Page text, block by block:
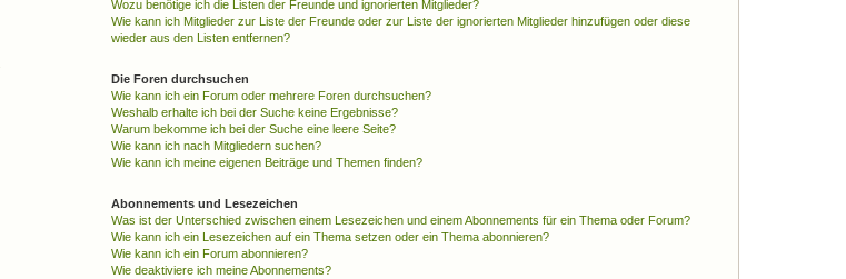
Wozu benötige ich die Listen der Freunde und ignorierten Mitglieder?
Wie kann ich Mitglieder zur Liste der Freunde oder zur Liste der ignorierten Mitglieder hinzufügen oder diese
wieder aus den Listen entfernen?
Die Foren durchsuchen
Wie kann ich ein Forum oder mehrere Foren durchsuchen?
Weshalb erhalte ich bei der Suche keine Ergebnisse?
Warum bekomme ich bei der Suche eine leere Seite?
Wie kann ich nach Mitgliedern suchen?
Wie kann ich meine eigenen Beiträge und Themen finden?
Abonnements und Lesezeichen
Was ist der Unterschied zwischen einem Lesezeichen und einem Abonnements für ein Thema oder Forum?
Wie kann ich ein Lesezeichen auf ein Thema setzen oder ein Thema abonnieren?
Wie kann ich ein Forum abonnieren?
Wie deaktiviere ich meine Abonnements?